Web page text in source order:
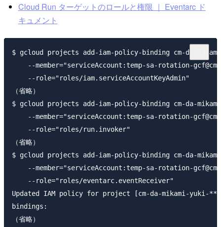
Cloud Run ターゲットのロールと権限 ｜ Eventarc ド
キュメント
$ gcloud projects add-iam-policy-binding cm-da-
--member="serviceAccount:temp-sa-rotation-
    --role="roles/iam.serviceAccountKeyAdmin"
（省略）
$ gcloud projects add-iam-policy-binding cm-da-
--member="serviceAccount:temp-sa-rotation-
    --role="roles/run.invoker"
（省略）
$ gcloud projects add-iam-policy-binding cm-da-
--member="serviceAccount:temp-sa-rotation-
    --role="roles/eventarc.eventReceiver"
Updated IAM policy for project [cm-da-mikami-yuki-
bindings:
（省略）